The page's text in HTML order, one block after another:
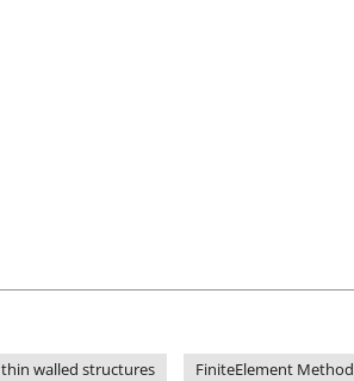
thin walled structures FiniteElement Method